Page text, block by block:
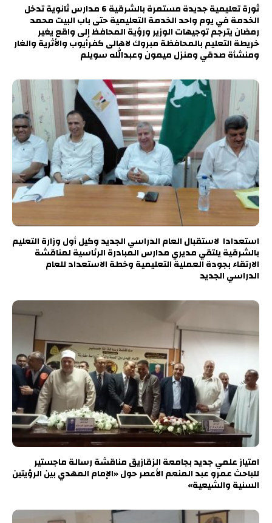
ثورة تعليمية جديدة مستمرة بالشرقية 6 مدارس ثانوية تدخل
الخدمة في يوم واحد الخدمة التعليمية حتى باب البيت محمد
رمضان يترجم توجيهات الوزير ورؤية المحافظ إلى واقع يغير
خريطة التعليم بالمحافظة مبروك لاهالى كفرأيوب والأثرية والغار
ومنشأة صدقي ومنزل ميمون وعبدالله سويلم
استعدادا لاستقبال العام الدراسي الجديد وكيل أول وزارة التعليم
بالشرقية يلتقي مديري مدارس المبادرة الرئاسية لمناقشة
الارتقاء بجودة العملية التعليمية وخطة الاستعداد للعام
الدراسي الجديد
امتياز علمي جديد بجامعة الزقازيق مناقشة رسالة ماجستير
للباحث عمرو عبد المنعم الأعصر حول «الإمام المهدي بين الرؤيتين
السنية والشيعية»